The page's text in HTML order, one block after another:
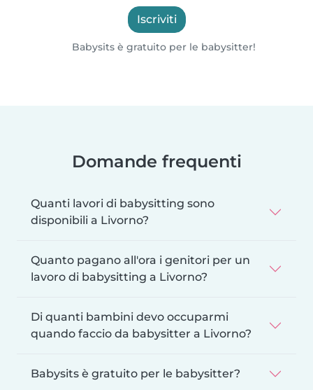
Iscriviti
Babysits è gratuito per le babysitter!
Domande frequenti
Quanti lavori di babysitting sono
disponibili a Livorno?
Quanto pagano all'ora i genitori per un
lavoro di babysitting a Livorno?
Di quanti bambini devo occuparmi
quando faccio da babysitter a Livorno?
Babysits è gratuito per le babysitter?